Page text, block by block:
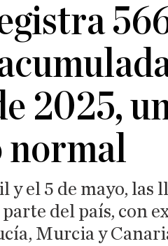
2025,
normal
y el 5 de mayo, las
del país, con
Murcia y